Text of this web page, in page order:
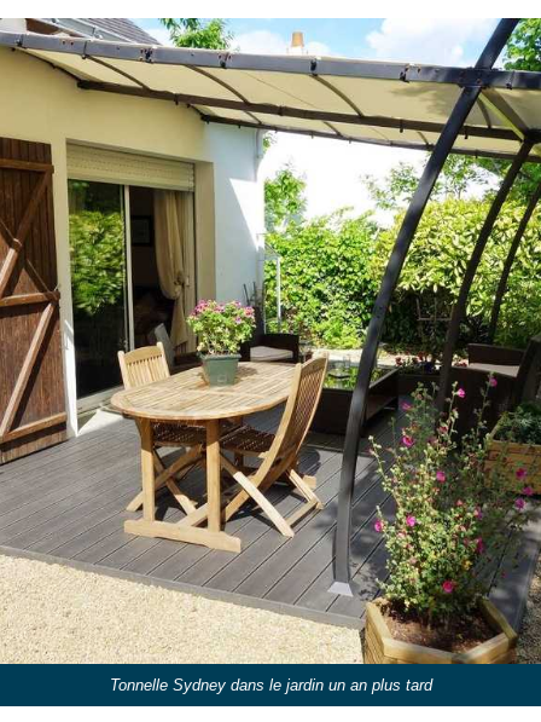
Tonnelle Sydney dans le jardin un an plus tard